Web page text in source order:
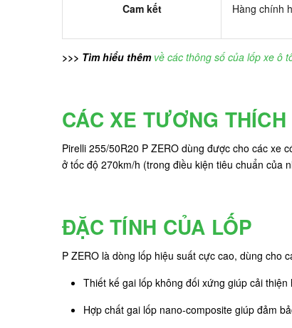
Cam kết Hàng chính
>>> Tìm hiểu thêm về các thông số của lốp xe ô
CÁC XE TƯƠNG THÍCH
Pirelli 255/50R20 P ZERO dùng được cho các xe
ở tốc độ 270km/h (trong điều kiện tiêu chuẩn của
ĐẶC TÍNH CỦA LỐP
P ZERO là dòng lốp hiệu suất cực cao, dùng cho
Thiết kế gai lốp không đối xứng giúp cải
Hợp chất gai lốp nano-composite giúp đảm